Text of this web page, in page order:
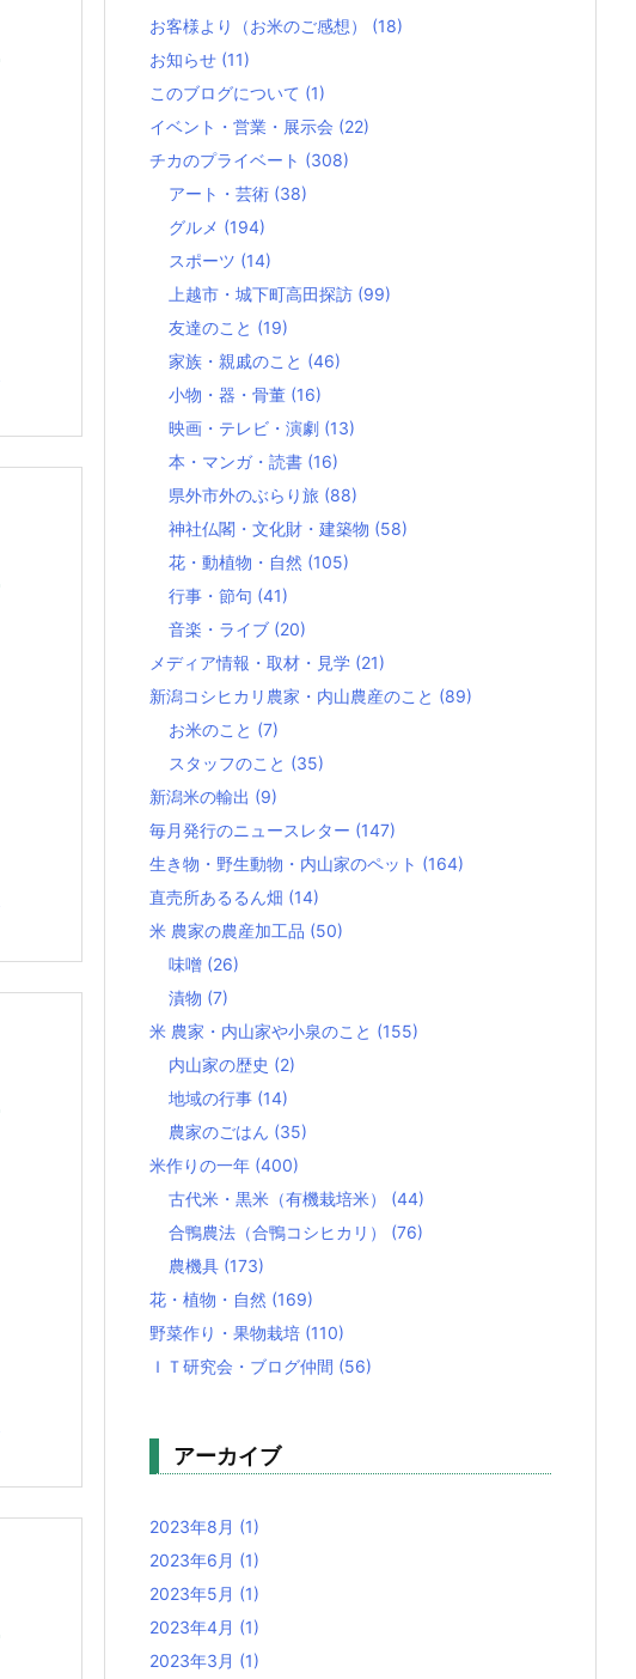
お客様より（お米のご感想） (18)
お知らせ (11)
このブログについて (1)
イベント・営業・展示会 (22)
チカのプライベート (308)
アート・芸術 (38)
グルメ (194)
スポーツ (14)
上越市・城下町高田探訪 (99)
友達のこと (19)
家族・親戚のこと (46)
小物・器・骨董 (16)
映画・テレビ・演劇 (13)
本・マンガ・読書 (16)
県外市外のぶらり旅 (88)
神社仏閣・文化財・建築物 (58)
花・動植物・自然 (105)
行事・節句 (41)
音楽・ライブ (20)
メディア情報・取材・見学 (21)
新潟コシヒカリ農家・内山農産のこと (89)
お米のこと (7)
スタッフのこと (35)
新潟米の輸出 (9)
毎月発行のニュースレター (147)
生き物・野生動物・内山家のペット (164)
直売所あるるん畑 (14)
米 農家の農産加工品 (50)
味噌 (26)
漬物 (7)
米 農家・内山家や小泉のこと (155)
内山家の歴史 (2)
地域の行事 (14)
農家のごはん (35)
米作りの一年 (400)
古代米・黒米（有機栽培米） (44)
合鴨農法（合鴨コシヒカリ） (76)
農機具 (173)
花・植物・自然 (169)
野菜作り・果物栽培 (110)
ＩＴ研究会・ブログ仲間 (56)
アーカイブ
2023年8月 (1)
2023年6月 (1)
2023年5月 (1)
2023年4月 (1)
2023年3月 (1)